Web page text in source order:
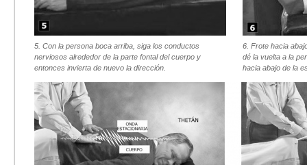
5. Con la persona boca arriba, siga los conductos
nerviosos alrededor de la parte fontal del cuerpo y
entonces invierta de nuevo la dirección.
6. Frote hacia
dé la vuelta a la
hacia abajo de la